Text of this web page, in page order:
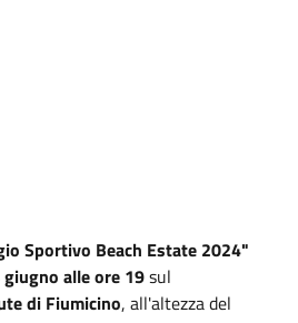
Sportivo Beach Estate 2024"
alle ore 19sul
di Fiumicino, all'altezza del